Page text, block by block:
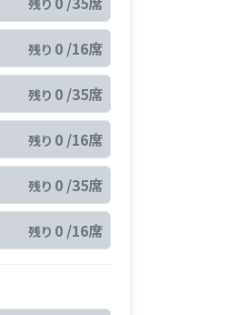
残り 0 /16席
残り 0 /35席
残り 0 /16席
残り 0 /35席
残り 0 /16席